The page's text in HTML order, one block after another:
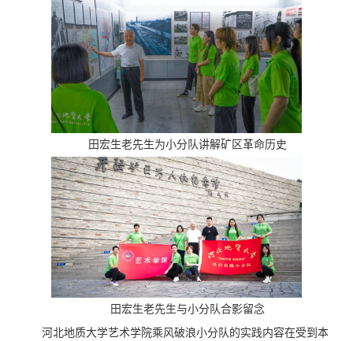
田宏生老先生为小分队讲解矿区革命历史
田宏生老先生与小分队合影留念
河北地质大学艺术学院乘风破浪小分队的实践内容在受到本